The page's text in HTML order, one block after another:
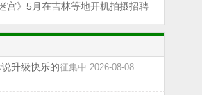
宫》5月在吉林等地开机拍摄招聘
升级快乐的征集中 2026-08-08